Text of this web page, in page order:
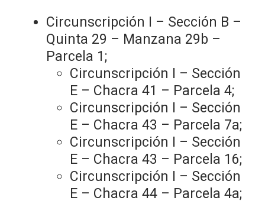
Circunscripción I – Sección B –
Quinta 29 – Manzana 29b –
Parcela 1;
Circunscripción I – Sección
E – Chacra 41 – Parcela 4;
Circunscripción I – Sección
E – Chacra 43 – Parcela 7a;
Circunscripción I – Sección
E – Chacra 43 – Parcela 16;
Circunscripción I – Sección
E – Chacra 44 – Parcela 4a;